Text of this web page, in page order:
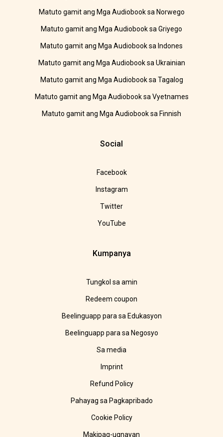
Matuto gamit ang Mga Audiobook sa Norwego
Matuto gamit ang Mga Audiobook sa Griyego
Matuto gamit ang Mga Audiobook sa Indones
Matuto gamit ang Mga Audiobook sa Ukrainian
Matuto gamit ang Mga Audiobook sa Tagalog
Matuto gamit ang Mga Audiobook sa Vyetnames
Matuto gamit ang Mga Audiobook sa Finnish
Social
Facebook
Instagram
Twitter
YouTube
Kumpanya
Tungkol sa amin
Redeem coupon
Beelinguapp para sa Edukasyon
Beelinguapp para sa Negosyo
Sa media
Imprint
Refund Policy
Pahayag sa Pagkapribado
Cookie Policy
Makipag-ugnayan